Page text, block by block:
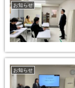
お知らせ
お知らせ